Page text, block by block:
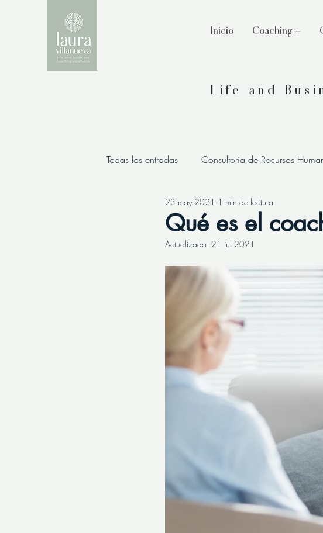
Inicio Coaching +
Life and
Todas las entradas Consultoria de Recursos
Qué es el
23 may 2021 1 min de lectura
Actualizado: 21 jul 2021